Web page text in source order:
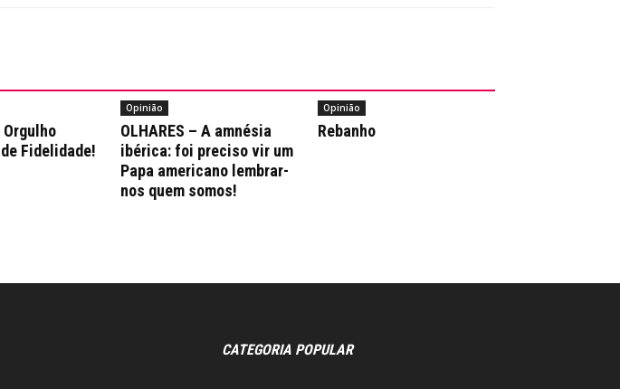
Orgulho
Fidelidade!
Opinião
OLHARES – A amnésia
ibérica: foi preciso vir um
Papa americano lembrar-
nos quem somos!
Opinião
Rebanho
CATEGORIA POPULAR